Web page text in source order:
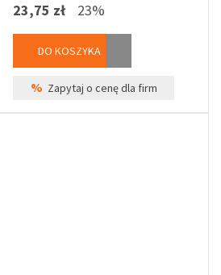
23,75 zł 23%
DO KOSZYKA
% Zapytaj o cenę dla firm